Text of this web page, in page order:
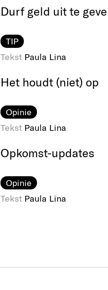
Durf geld uit te
TIP
Tekst Paula Lina
Het houdt (niet) op
Opinie
Tekst Paula Lina
Opkomst-updates
Opinie
Tekst Paula Lina